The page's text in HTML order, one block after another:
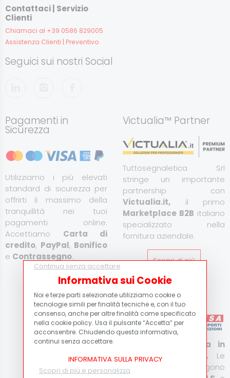
Contattaci | Servizio
Clienti
Chiamaci al +39 0586 829005
Assistenza Clienti | Preventivo
Seguici sui nostri Social
Pagamenti in
Sicurezza
Utilizziamo i più elevati
standard di sicurezza per
offrirti il massimo della
tranquillità nei tuoi
pagamenti online.
Accettiamo Carta di
credito, PayPal, Bonifico
e Contrassegno.
Scopri di più
Victualia™ Partner
Tuttosegnaletica Srl
stringe un importante
partnership con
Victualia.it, il primo
Marketplace B2B italiano
specializzato nella
fornitura aziendale.
Scopri di più
Corriere Espresso
Consegna espressa in
Italia e all’estero. Le
spedizioni vengono
Continua senza accettare
Informativa sui Cookie
Noi e terze parti selezionate utilizziamo cookie o
tecnologie simili per finalità tecniche e, con il tuo
consenso, anche per altre finalità come specificato
nella cookie policy. Usa il pulsante “Accetta” per
acconsentire. Chiudendo questa informativa,
continui senza accettare.
INFORMATIVA SULLA PRIVACY
Scopri di più e personalizza